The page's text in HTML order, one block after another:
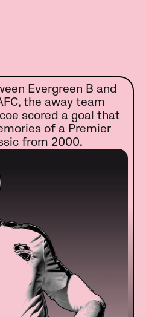
Evergreen B and
the away team
scored a goal that
of a Premier
from 2000.